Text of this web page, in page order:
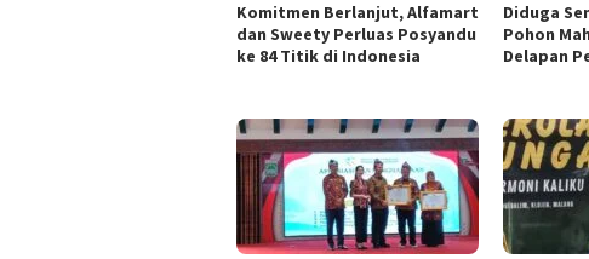
Komitmen Berlanjut, Alfamart
dan Sweety Perluas Posyandu
ke 84 Titik di Indonesia
Diduga
Pohon
Delapan